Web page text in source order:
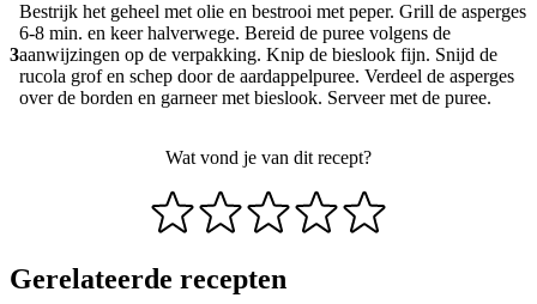
3
Bestrijk het geheel met olie en bestrooi met peper. Grill de asperges
6-8 min. en keer halverwege. Bereid de puree volgens de
aanwijzingen op de verpakking. Knip de bieslook fijn. Snijd de
rucola grof en schep door de aardappelpuree. Verdeel de asperges
over de borden en garneer met bieslook. Serveer met de puree.
Wat vond je van dit recept?
Gerelateerde recepten